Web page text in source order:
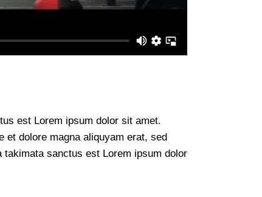
est Lorem ipsum dolor sit amet.
et dolore magna aliquyam erat, sed
sanctus est Lorem ipsum dolor